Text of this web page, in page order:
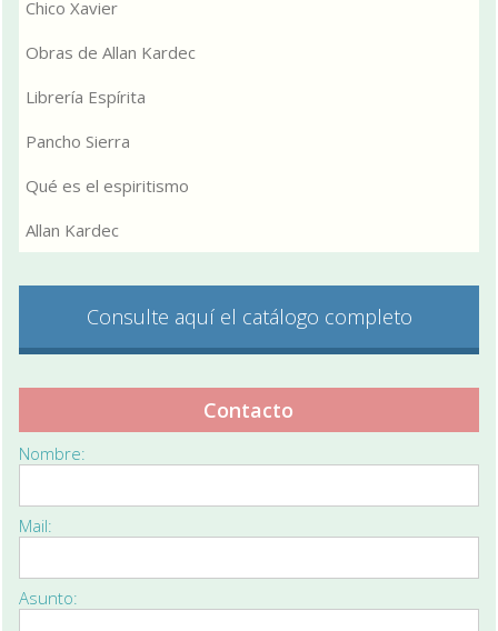
Chico Xavier
Obras de Allan Kardec
Librería Espírita
Pancho Sierra
Qué es el espiritismo
Allan Kardec
Consulte aquí el catálogo completo
Contacto
Nombre:
Mail:
Asunto: